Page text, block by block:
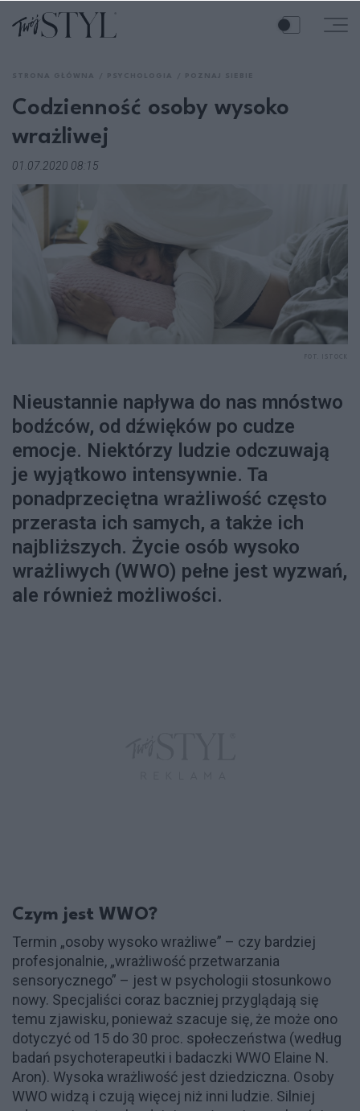
Codzienność osoby wysoko
wrażliwej
01.07.2020 08:15
Nieustannie napływa do nas mnóstwo
bodźców, od dźwięków po cudze
emocje. Niektórzy ludzie odczuwają
je wyjątkowo intensywnie. Ta
ponadprzeciętna wrażliwość często
przerasta ich samych, a także ich
najbliższych. Życie osób wysoko
wrażliwych (WWO) pełne jest wyzwań,
ale również możliwości.
Czym jest WWO?
Termin „osoby wysoko wrażliwe” – czy bardziej
profesjonalnie, „wrażliwość przetwarzania
sensorycznego” – jest w psychologii stosunkowo
nowy. Specjaliści coraz baczniej przyglądają się
temu zjawisku, ponieważ szacuje się, że może ono
dotyczyć od 15 do 30 proc. społeczeństwa (według
badań psychoterapeutki i badaczki WWO Elaine N.
Aron). Wysoka wrażliwość jest dziedziczna. Osoby
WWO widzą i czują więcej niż inni ludzie. Silniej